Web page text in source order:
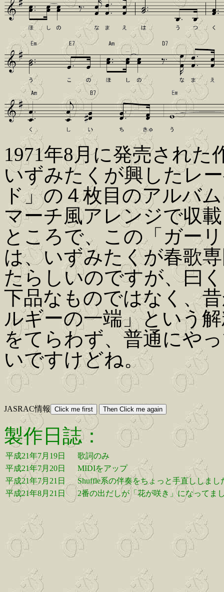
1971年8月に発売された
いずみたくが興したレ
ド」の４枚目のアルバ
マーチ風アレンジで収
ところで、この「ガー
は、いずみたくが春歌
たらしいのですが、曰
下品なものではなく、
ルギーの一端」という
をてらわず、普通にや
いですけどね。
JASRAC情報
製作日誌：
平成21年7月19日
歌詞のみ
平成21年7月20日
MIDIをアップ
平成21年7月21日
Shuffle系の伴奏をちょっと手直ししまし
平成21年8月21日
2番の出だしが「花が咲き」になってま